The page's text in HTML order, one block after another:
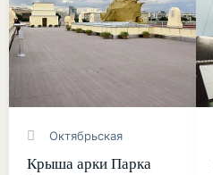
Октябрьская
Крыша арки Парка